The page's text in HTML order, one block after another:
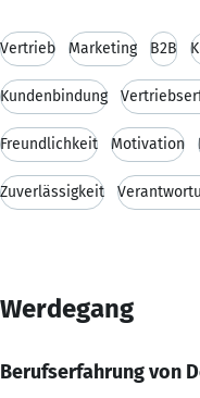
Vertrieb Marketing B2B
Kundenbindung
Freundlichkeit Motivation
Zuverlässigkeit
Werdegang
Berufserfahrung von